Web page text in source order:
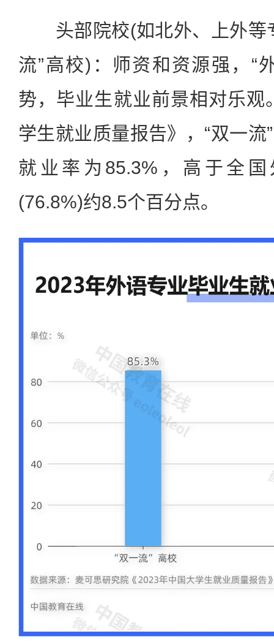
头部院校(如北外、上外等
流”高校)：师资和资源强，“
势，毕业生就业前景相对乐观
学生就业质量报告》，“双一流
就业率为85.3%，高于全
(76.8%)约8.5个百分点。